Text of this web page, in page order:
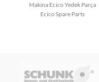
Makina Ecico Yedek Parça
Ecico Spare Parts